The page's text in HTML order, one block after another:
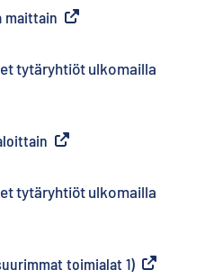
maittain Ulkoinen linkki
tytäryhtiöt ulkomailla
Ulkoinen linkki
tytäryhtiöt ulkomailla
toimialat 1) Ulkoinen linkki